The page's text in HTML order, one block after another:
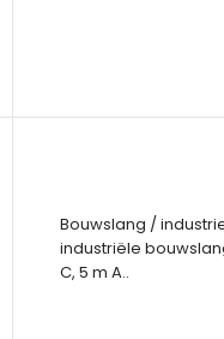
Bouwslang /
industriële
C, 5 m A..